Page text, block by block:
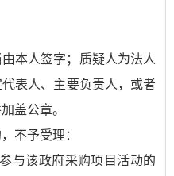
本人签字；质疑人为法人
表人、主要负责人，或者
盖公章。
不予受理：
与该政府采购项目活动的